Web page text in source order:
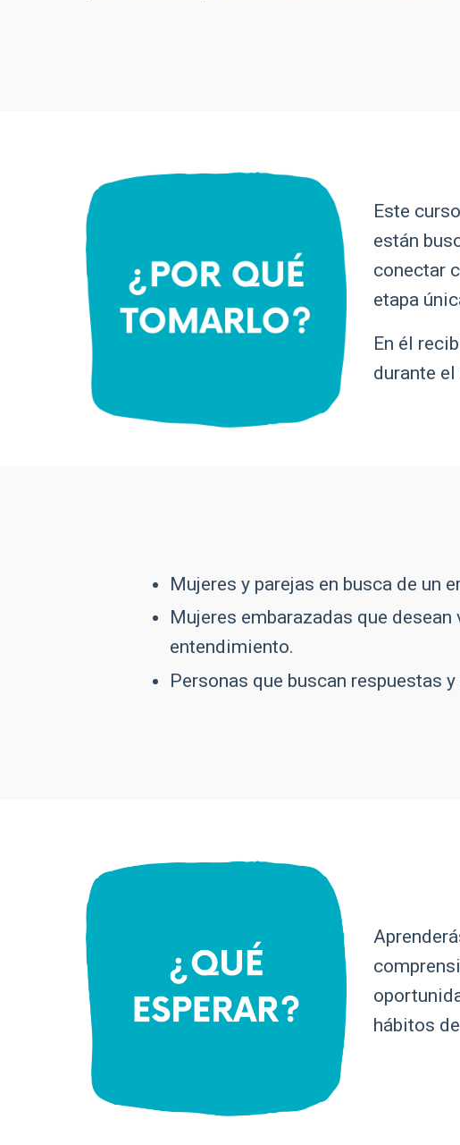
Este
están
conectar
etapa
En él
durante el
Mujeres y parejas en busca de un
Mujeres embarazadas que
entendimiento.
Personas que buscan respuestas
hábitos